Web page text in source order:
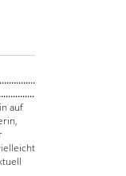
auf